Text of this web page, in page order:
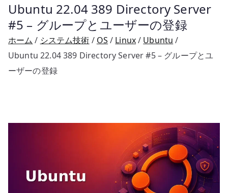
Ubuntu 22.04 389 Directory Server
#5 – グループとユーザーの登録
ホーム システム技術 OS Linux
Ubuntu
Ubuntu 22.04 389 Directory Server #5 – グループとユ
ーザーの登録